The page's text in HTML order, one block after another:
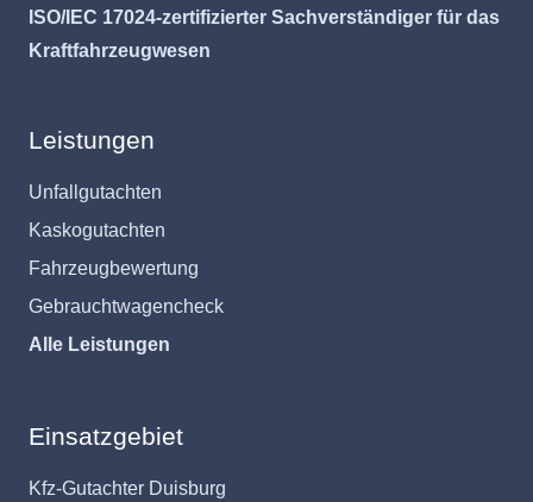
ISO/IEC 17024-zertifizierter Sachverständiger für das
Kraftfahrzeugwesen
Leistungen
Unfallgutachten
Kaskogutachten
Fahrzeugbewertung
Gebrauchtwagencheck
Alle Leistungen
Einsatzgebiet
Kfz-Gutachter Duisburg